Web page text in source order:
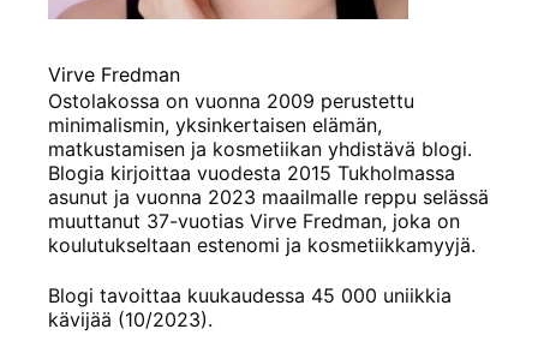
Virve Fredman
Ostolakossa on vuonna 2009 perustettu
minimalismin, yksinkertaisen elämän,
matkustamisen ja kosmetiikan yhdistävä blogi.
Blogia kirjoittaa vuodesta 2015 Tukholmassa
asunut ja vuonna 2023 maailmalle reppu selässä
muuttanut 37-vuotias Virve Fredman, joka on
koulutukseltaan estenomi ja kosmetiikkamyyjä.
Blogi tavoittaa kuukaudessa 45 000 uniikkia
kävijää (10/2023).